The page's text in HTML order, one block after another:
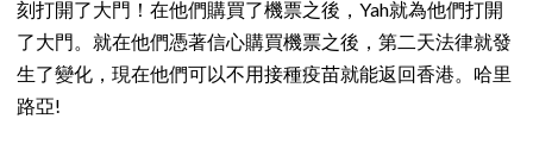
刻打開了大門！在他們購買了機票之後，Yah就為他們打開
了大門。就在他們憑著信心購買機票之後，第二天法律就發
生了變化，現在他們可以不用接種疫苗就能返回香港。哈里
路亞!